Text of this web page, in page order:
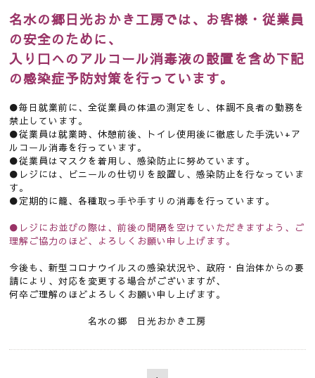
名水の郷日光おかき工房では、お客様・従業員
の安全のために、
入り口へのアルコール消毒液の設置を含め下記
の感染症予防対策を行っています。
●毎日就業前に、全従業員の体温の測定をし、体調不良者の勤務を
禁止しています。
●従業員は就業時、休憩前後、トイレ使用後に徹底した手洗い+ア
ルコール消毒を行っています。
●従業員はマスクを着用し、感染防止に努めています。
●レジには、ビニールの仕切りを設置し、感染防止を行なっていま
す。
●定期的に籠、各種取っ手や手すりの消毒を行っています。
●レジにお並びの際は、前後の間隔を空けていただきますよう、ご
理解ご協力のほど、よろしくお願い申し上げます。
今後も、新型コロナウイルスの感染状況や、政府・自治体からの要
請により、対応を変更する場合がございますが、
何卒ご理解のほどよろしくお願い申し上げます。
名水の郷 日光おかき工房